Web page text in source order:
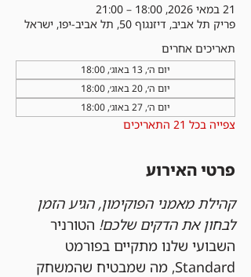
21 במאי 2026, 18:00 – 21:00
פריק תל אביב, דיזנגוף 50, תל אביב-יפו, ישראל
תאריכים אחרים
יום ה׳, 13 באוג׳, 18:00
יום ה׳, 20 באוג׳, 18:00
יום ה׳, 27 באוג׳, 18:00
צפייה בכל 21 התאריכים
פרטי האירוע
קהילת מאמני הפוקימון, הגיע הזמן
לבחון את הדקים שלכם! הטורניר
השבועי שלנו מתקיים בפורמט
Standard, מה שמבטיח שהמשחק